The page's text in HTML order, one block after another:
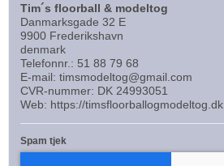
Tim´s floorball & modeltog
Danmarksgade 32 E
9900 Frederikshavn
denmark
Telefonnr.: 51 88 79 68
E-mail: timsmodeltog@gmail.com
CVR-nummer: DK 24993051
Web: https://timsfloorballogmodeltog.dk
Spam tjek